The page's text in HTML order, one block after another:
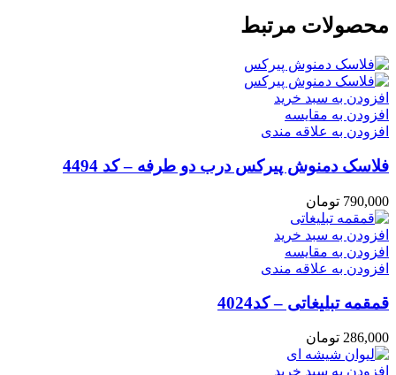
محصولات مرتبط
افزودن به سبد خرید
افزودن به مقایسه
افزودن به علاقه مندی
فلاسک دمنوش پیرکس درب دو طرفه – کد 4494
790,000 تومان
افزودن به سبد خرید
افزودن به مقایسه
افزودن به علاقه مندی
قمقمه تبلیغاتی – کد4024
286,000 تومان
افزودن به سبد خرید